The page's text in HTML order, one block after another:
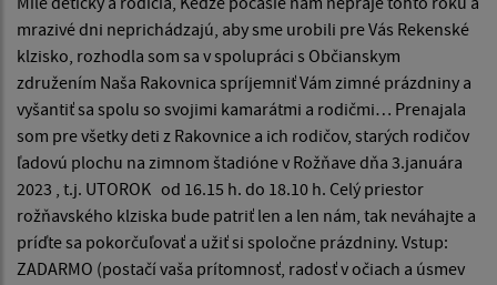
mrazivé dni neprichádzajú, aby sme urobili pre Vás Rekenské
klzisko, rozhodla som sa v spolupráci s Občianskym
združením Naša Rakovnica spríjemniť Vám zimné prázdniny a
vyšantiť sa spolu so svojimi kamarátmi a rodičmi… Prenajala
som pre všetky deti z Rakovnice a ich rodičov, starých rodičov
ľadovú plochu na zimnom štadióne v Rožňave dňa 3.januára
2023 , t.j. UTOROK od 16.15 h. do 18.10 h. Celý priestor
rožňavského klziska bude patriť len a len nám, tak neváhajte a
príďte sa pokorčuľovať a užiť si spoločne prázdniny. Vstup:
ZADARMO (postačí vaša prítomnosť, radosť v očiach a úsmev